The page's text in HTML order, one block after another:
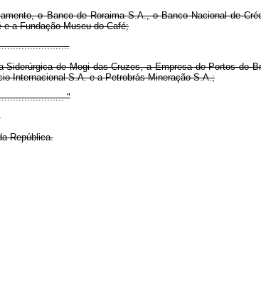
o Banco de Roraima S.A., o Banco Nacional de
a Fundação Museu do Café;
Siderúrgica de Mogi das Cruzes, a Empresa de Portos do
Internacional S.A. e a Petrobrás Mineração S.A.;
"
República.